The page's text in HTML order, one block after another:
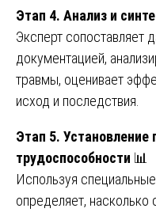
Этап 4. Анализ и
Эксперт сопоставляет
документацией,
травмы, оценивает
исход и последствия.
Этап 5. Установление
трудоспособности 📊
Используя
определяет,